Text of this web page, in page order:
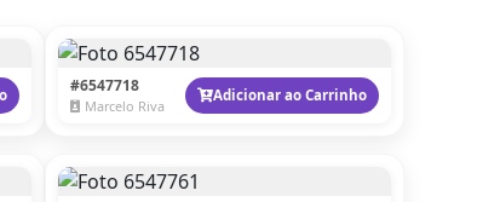
#6547718
Marcelo Riva
Adicionar ao Carrinho